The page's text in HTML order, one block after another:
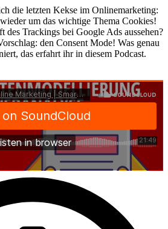
die letzten Kekse im Onlinemarketing:
um das wichtige Thema Cookies!
Trackings bei Google Ads aussehen?
den Consent Mode! Was genau
das erfahrt ihr in diesem Podcast.